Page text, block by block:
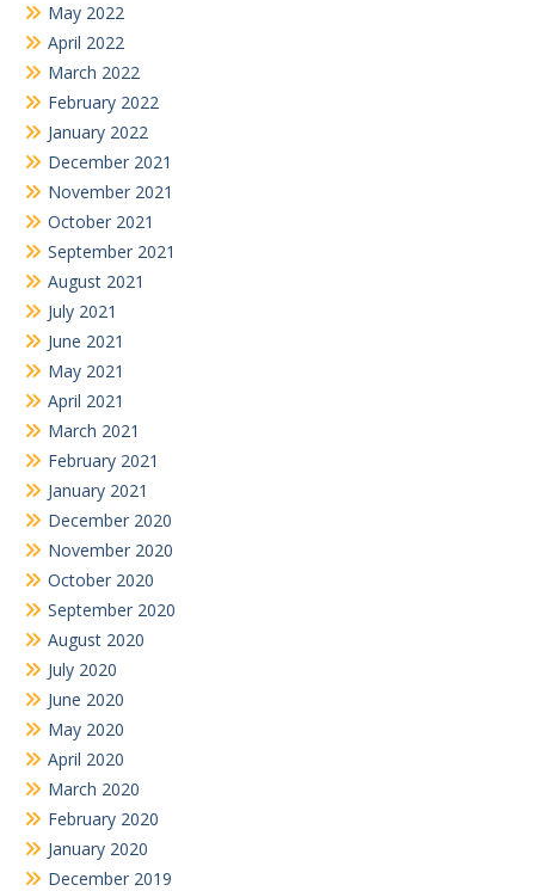
May 2022
April 2022
March 2022
February 2022
January 2022
December 2021
November 2021
October 2021
September 2021
August 2021
July 2021
June 2021
May 2021
April 2021
March 2021
February 2021
January 2021
December 2020
November 2020
October 2020
September 2020
August 2020
July 2020
June 2020
May 2020
April 2020
March 2020
February 2020
January 2020
December 2019